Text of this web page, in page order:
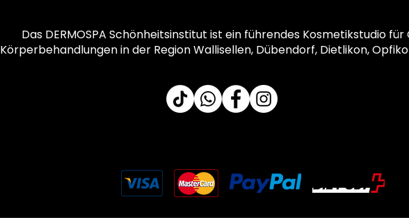
Das DERMOSPA Schönheitsinstitut ist ein führendes Kosmetikstudio
Körperbehandlungen in der Region Wallisellen, Dübendorf, Dietlikon,